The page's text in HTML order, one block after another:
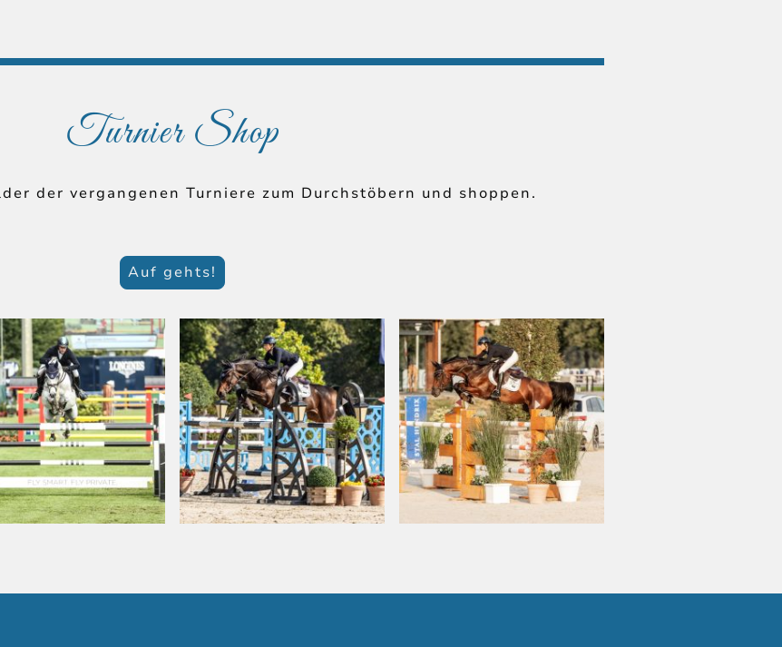
Turnier Shop
der vergangenen Turniere zum Durchstöbern und shoppen.
Auf gehts!